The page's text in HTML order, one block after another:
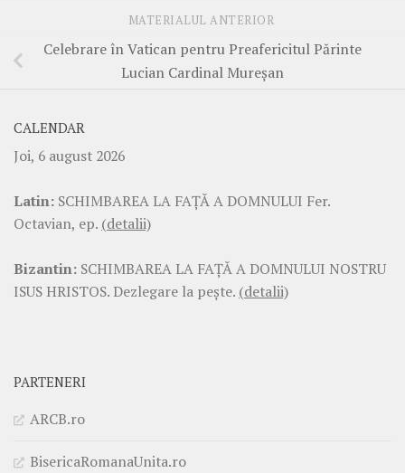
MATERIALUL ANTERIOR
Celebrare în Vatican pentru Preafericitul Părinte
Lucian Cardinal Mureșan
CALENDAR
Joi, 6 august 2026
Latin: SCHIMBAREA LA FAŢĂ A DOMNULUI Fer.
Octavian, ep. (detalii)
Bizantin: SCHIMBAREA LA FAŢĂ A DOMNULUI NOSTRU
ISUS HRISTOS. Dezlegare la pește. (detalii)
PARTENERI
ARCB.ro
BisericaRomanaUnita.ro